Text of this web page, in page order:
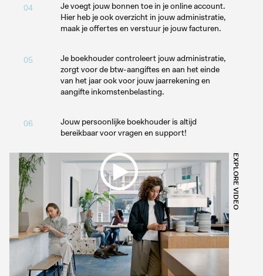
04
Je voegt jouw bonnen toe in je online account.
Hier heb je ook overzicht in jouw administratie,
maak je offertes en verstuur je jouw facturen.
05
Je boekhouder controleert jouw administratie,
zorgt voor de btw-aangiftes en aan het einde
van het jaar ook voor jouw jaarrekening en
aangifte inkomstenbelasting.
06
Jouw persoonlijke boekhouder is altijd
bereikbaar voor vragen en support!
EXPLORE VIDEO